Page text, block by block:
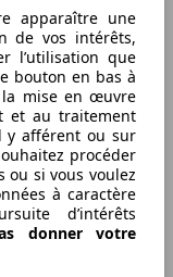
apparaître une
de vos intérêts,
l’utilisation que
bouton en bas à
mise en œuvre
et au traitement
y afférent ou sur
procéder
ou si vous voulez
à caractère
d’intérêts
donner votre